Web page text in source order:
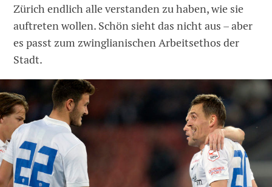
Zürich endlich alle verstanden zu haben, wie sie
auftreten wollen. Schön sieht das nicht aus – aber
es passt zum zwinglianischen Arbeitsethos der
Stadt.